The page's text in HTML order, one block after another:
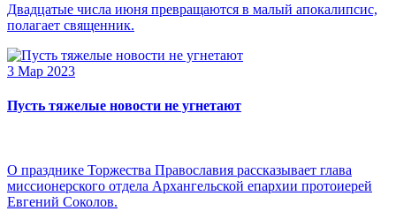
Двадцатые числа июня превращаются в малый апокалипсис,
полагает священник.
3 Мар 2023
Пусть тяжелые новости не угнетают
О празднике Торжества Православия рассказывает глава
миссионерского отдела Архангельской епархии протоиерей
Евгений Соколов.